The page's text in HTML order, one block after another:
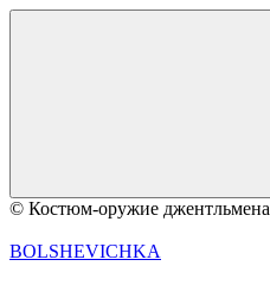
© Костюм-оружие джентльмена
BOLSHEVICHKA